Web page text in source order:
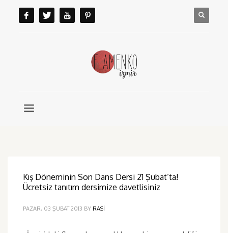
Kış Döneminin Son Dans Dersi 21 Şubat’ta!
Ücretsiz tanıtım dersimize davetlisiniz
PAZAR, 03 ŞUBAT 2013 BY RASI